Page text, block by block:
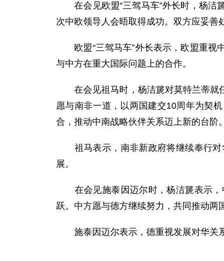
在会见欧盟“三驾马车”外长时，杨洁
次中欧领导人会晤取得成功。双方应妥善
欧盟“三驾马车”外长表示，欧盟重视
与中方在重大国际问题上的合作。
在会见祖马时，杨洁篪对莫特兰蒂就任
愿与南非一道，以两国建交10周年为契
合，推动中南战略伙伴关系迈上新的台阶。
祖马表示，南非新政府将继续奉行对
展。
在会见施泰因迈尔时，杨洁篪表示，
跃。中方愿与德方继续努力，共同推动两
施泰因迈尔表示，德重视发展对华关系